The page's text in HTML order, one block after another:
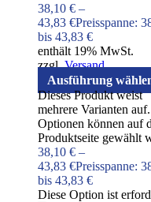
38,10 € –
43,83 €Preisspanne:
bis 43,83 €
enthält 19% MwSt.
zzgl.Versand
Ausführung
Dieses Produkt weist
mehrere Varianten
Optionen können auf
Produktseite gewählt
38,10 € –
43,83 €Preisspanne:
bis 43,83 €
Diese Option ist